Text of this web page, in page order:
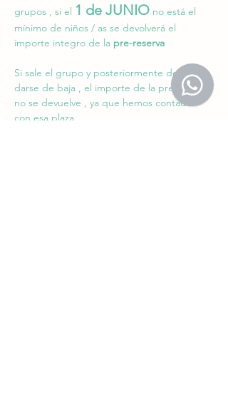
grupos , si el 1 de JUNIO no está el
mínimo de niños / as se devolverá el
importe integro de la pre-reserva
Si sale el grupo y posteriormente desea
darse de baja , el importe de la pre-reserva
no se devuelve , ya que hemos contado
con esa plaza .